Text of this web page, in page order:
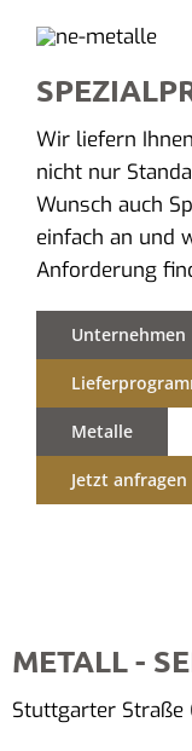
Wir liefern
nicht nur
Wunsch auch
einfach an und
Anforderung
Unternehmen
Metalle
Jetzt anfragen
METALL -
Stuttgarter Straße